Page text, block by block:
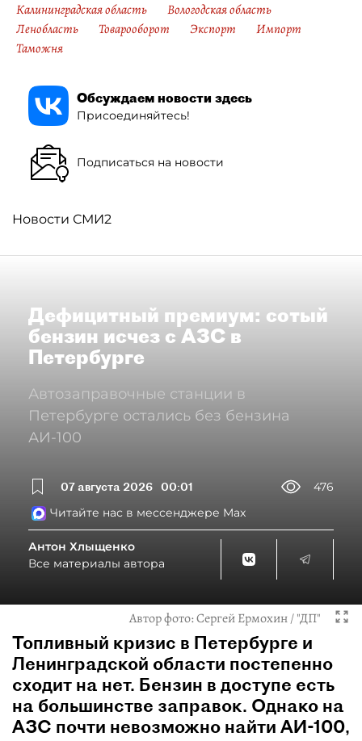
Калининградская область
Вологодская область
Ленобласть
Товарооборот Экспорт
Импорт
Таможня
Обсуждаем новости здесь
Присоединяйтесь!
Подписаться на новости
Новости СМИ2
Дефицитный премиум: сотый
бензин исчез с АЗС в
Петербурге
Автозаправочные станции в
Петербурге остались без бензина
АИ-100
07 августа 2026 00:01
476
Читайте нас в мессенджере Max
Антон Хлыщенко
Все материалы автора
Автор фото:Сергей Ермохин / "ДП"
Топливный кризис в Петербурге и
Ленинградской области постепенно
сходит на нет. Бензин в доступе есть
на большинстве заправок. Однако на
АЗС почти невозможно найти АИ-100,